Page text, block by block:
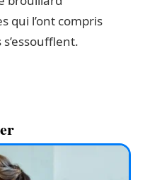
qui l’ont compris